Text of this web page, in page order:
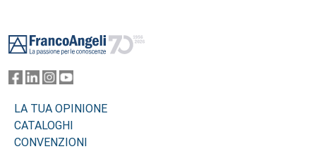
LA TUA OPINIONE
CATALOGHI
CONVENZIONI